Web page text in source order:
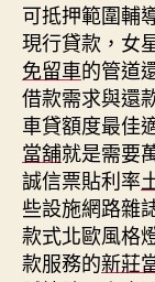
可抵押範圍輔
現行貸款，女
免留車的管道
借款需求與還
車貸額度最佳
當舖就是需要
誠信票貼利率
些設施網路雜
款式北歐風格
款服務的新莊